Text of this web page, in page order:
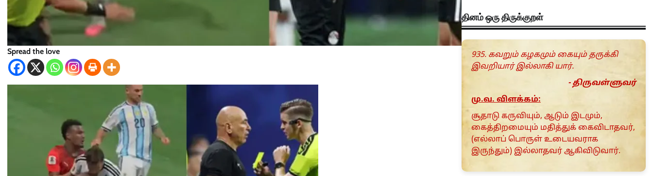
Spread the love
தினம் ஒரு திருக்குறள்
935. கவறும் கழகமும் கையும் தருக்கி
இவறியார் இல்லாகி யார்.
- திருவள்ளுவர்
மு.வ. விளக்கம்:
சூதாடு கருவியும், ஆடும் இடமும்,
கைத்திறமையும் மதித்துக் கைவிடாதவர்,
(எல்லாப் பொருள் உடையவராக
இருந்தும்) இல்லாதவர் ஆகிவிடுவார்.